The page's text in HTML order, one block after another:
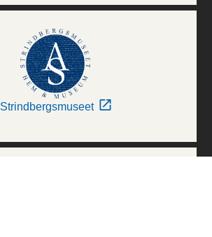
Strindbergsmuseet